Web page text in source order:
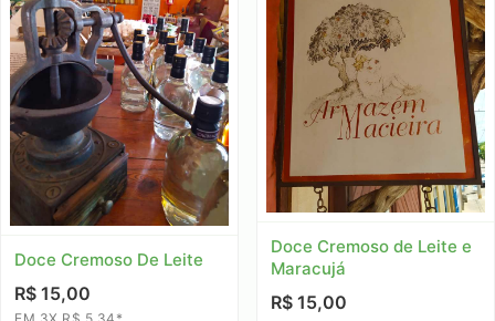
Doce Cremoso De Leite
R$ 15,00
Doce Cremoso de Leite e
Maracujá
R$ 15,00